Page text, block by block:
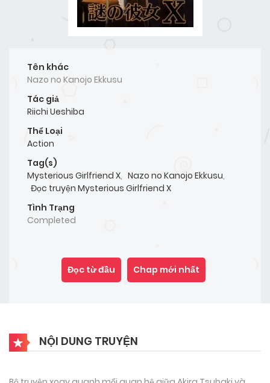
Tên khác
Nazo no Kanojo Ekkusu
Tác giả
Riichi Ueshiba
Thể Loại
Action
Tag(s)
Mysterious Girlfriend X, Nazo no Kanojo Ekkusu,
Đọc truyện Mysterious Girlfriend X
Tình Trạng
Completed
Đọc từ đầu Chap mới nhất
NỘI DUNG TRUYỆN